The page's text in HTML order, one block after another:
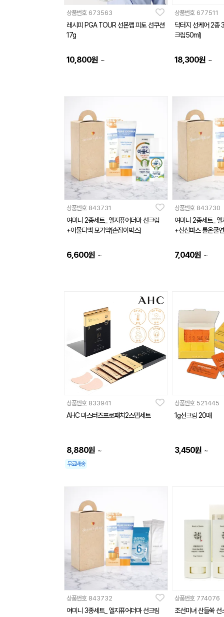
상품번호 673563
레시피 PGA TOUR 선몬랩 피토 선쿠션
17g
10,800원 ~
상품번호 677511
닥터지 선케어 2종
크림50ml)
18,300원 ~
상품번호 843731
여미니 2종세트_ 엘지퓨어더마 선크림
+아물디액 모기약(손잡이박스)
6,600원 ~
상품번호 843730
여미니 2종세트_
+신신파스 롤온쿨
7,040원 ~
상품번호 833941
AHC 마스터즈프로패치2스텝세트
8,880원 ~
무료배송
상품번호 521445
1g선크림 20매
3,450원 ~
상품번호 843732
여미니 3종세트_ 엘지퓨어더마 선크림
상품번호 774076
조선미녀 산들쑥